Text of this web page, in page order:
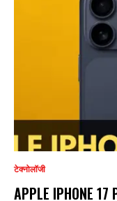
टेक्नोलॉजी
APPLE IPHONE